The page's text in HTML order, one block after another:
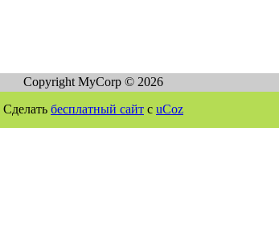
Copyright MyCorp © 2026
Сделать бесплатный сайт с uCoz